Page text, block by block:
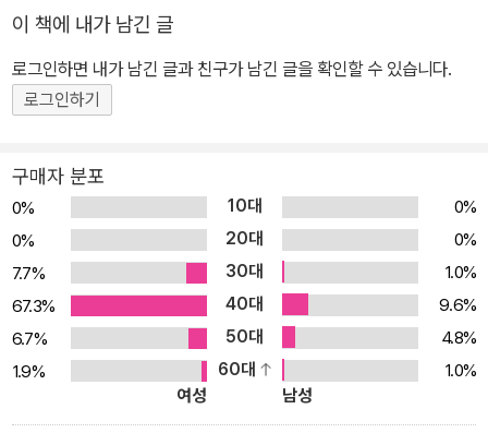
한 이야기라는 점을 뛰어넘어, 낯설고 두려운 사건을 마주하며 모험
설로서의 미덕을 고루 갖춘 작품이다. 이 책에 쏟아진 찬사! “내 아이
들에게 읽어줬던 책들 중 단연 최고의 어린이 책이다!” _M. JE***E
이야기!” _Sha****n “마치 벼랑 끝에 서서 무슨 일이 벌어질지 추
리하는 마음으로 읽게 된다!” _C. Ha****on “재미있는 상상력으로
가득한 책! 아이들에게는 이것만으로 충분하다.” _* **** Jellybe*
*s 모험의 서막, 몬스터 내니의 정체 “몬스터 책을 쓴 사람은 당연히
머리가 어떻게 됐다고 생각했지. 처음엔 정신병원에 보냈대. 근데 거
기서 사라졌대.” 핼맨가의 똘똘한 세 남매 핼리, 코비, 미미는 몬스터
의 정체를 찾기 위해 도서관에서 책을 빌리기로 한다. ‘몬스터 사전’이
라는 범상치 않은 기운의 책을 발견하지만, 책에는 몬스터에 대한 수
이 책에 내가 남긴 글
로그인하면 내가 남긴 글과 친구가 남긴 글을 확인할 수 있습니다.
로그인하기
구매자 분포
0% 10대
0%
0%
20대
0%
7.7%
30대
1.0%
67.3%
40대
9.6%
6.7%
50대
4.8%
1.9%
60대
1.0%
여성
남성